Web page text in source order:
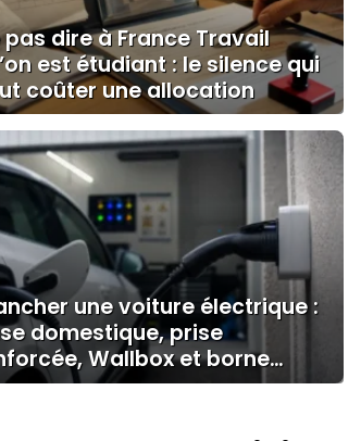
pas dire à France Travail
est étudiant : le silence qui
coûter une allocation
une voiture électrique :
domestique, prise
Wallbox et borne